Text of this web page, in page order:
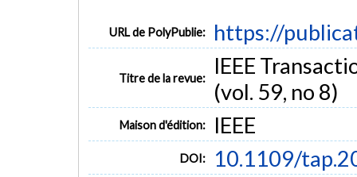
URL de PolyPublie: https://
Titre de la revue:
IEEE
(vol. 59, no 8)
Maison d'édition: IEEE
DOI: 10.1109/